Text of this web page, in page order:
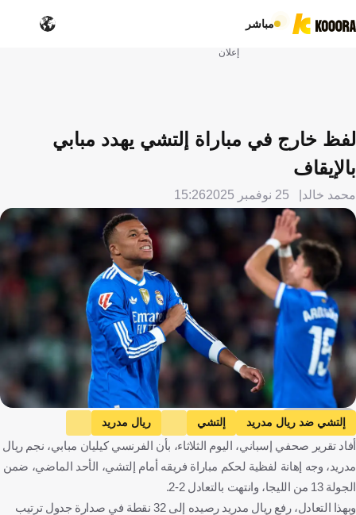
مباشر
إعلان
لفظ خارج في مباراة إلتشي يهدد مبابي
بالإيقاف
محمد خالد 25 نوفمبر 2025 15:26
Getty Images
إلتشي ضد ريال مدريد إلتشي
ريال مدريد
الدوري الإسباني
أولمبياكوس ضد ريال مدريد
أولمبياكوس
دوري أبطال أوروبا
أتلتيكو مدريد ضد ريال أوفييدو
أتلتيكو مدريد
ريال أوفييدو
أفاد تقرير صحفي إسباني، اليوم الثلاثاء، بأن الفرنسي كيليان مبابي، نجم ريال
مدريد، وجه إهانة لفظية لحكم مباراة فريقه أمام إلتشي، الأحد الماضي، ضمن
الجولة 13 من الليجا، وانتهت بالتعادل 2-2.
وبهذا التعادل، رفع ريال مدريد رصيده إلى 32 نقطة في صدارة جدول ترتيب